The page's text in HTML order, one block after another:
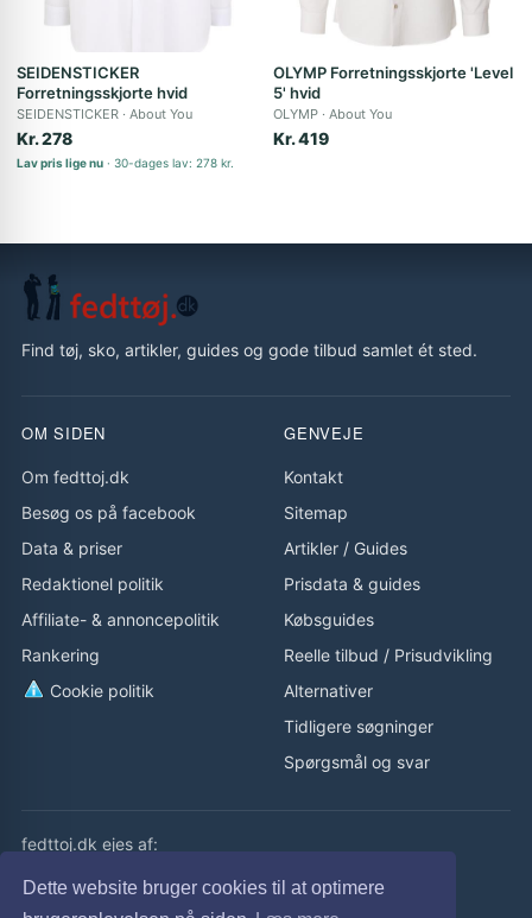
Dette website bruger cookies til at optimere
SEIDENSTICKER
Forretningsskjorte hvid
SEIDENSTICKER About You
Kr. 278
Lav pris lige nu 30-dages lav: 278 kr.
OLYMP Forretningsskjorte 'Level
5' hvid
OLYMP About You
Kr. 419
Find tøj, sko, artikler, guides og gode tilbud samlet ét sted.
OM SIDEN
Om fedttoj.dk
Besøg os på facebook
Data & priser
Redaktionel politik
Affiliate- & annoncepolitik
Rankering
Cookie politik
GENVEJE
Kontakt
Sitemap
Artikler / Guides
Prisdata & guides
Købsguides
Reelle tilbud / Prisudvikling
Alternativer
Tidligere søgninger
Spørgsmål og svar
fedttoj.dk ejes af:
eLaursen ApS